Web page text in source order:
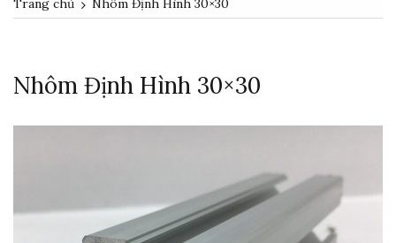
Nhôm Định Hình 30×30